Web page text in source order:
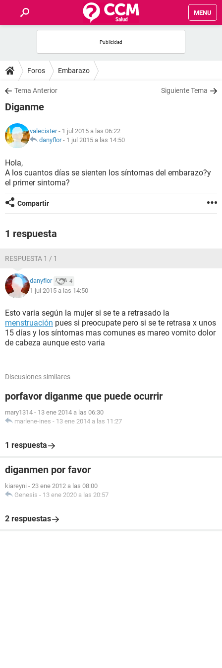
MENU
FOROS
SALUD
FAMILIA
NUTRICIÓN
BIENESTAR
Foros Embarazo
Tema Anterior Siguiente Tema
Diganme
valecister- 1 jul 2015 a las 06:22
danyflor- 1 jul 2015 a las 14:50
Hola,
A los cuantos días se sienten los síntomas del embarazo?y
el primer sintoma?
Compartir
1 respuesta
RESPUESTA 1 / 1
danyflor 4
1 jul 2015 a las 14:50
Esto varia según la mujer si se te a retrasado la
menstruación pues si preocupate pero si se te retrasa x unos
15 días y los síntomas mas comunes es mareo vomito dolor
de cabeza aunque esto varia
Discusiones similares
porfavor diganme que puede ocurrir
mary1314 - 13 ene 2014 a las 06:30
marlene-ines - 13 ene 2014 a las 11:27
1 respuesta
diganmen por favor
kiareyni - 23 ene 2012 a las 08:00
Genesis - 13 ene 2020 a las 20:57
2 respuestas